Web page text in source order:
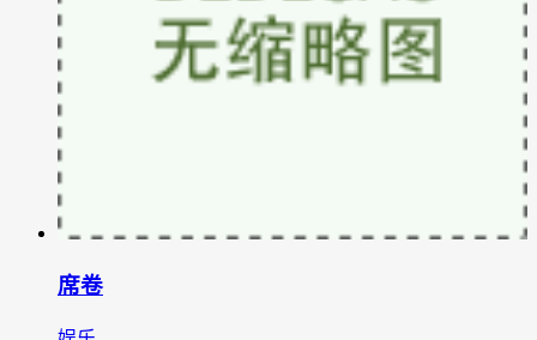
席卷